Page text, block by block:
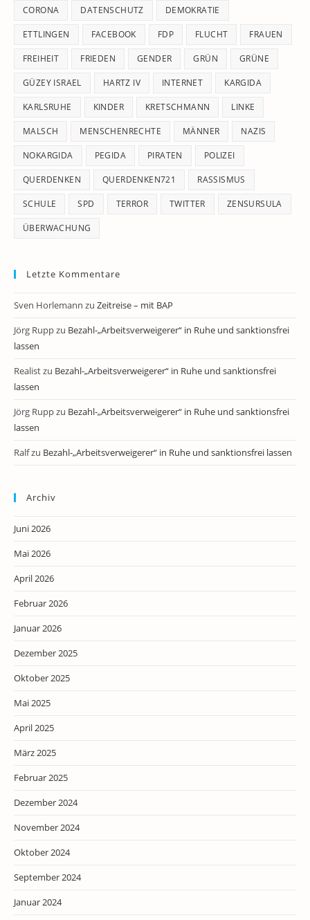
CORONA DATENSCHUTZ DEMOKRATIE
ETTLINGEN FACEBOOK FDP FLUCHT FRAUEN
FREIHEIT FRIEDEN GENDER GRÜN GRÜNE
GÜZEY ISRAEL HARTZ IV INTERNET KARGIDA
KARLSRUHE KINDER KRETSCHMANN LINKE
MALSCH MENSCHENRECHTE MÄNNER NAZIS
NOKARGIDA PEGIDA PIRATEN POLIZEI
QUERDENKEN QUERDENKEN721 RASSISMUS
SCHULE SPD TERROR TWITTER ZENSURSULA
ÜBERWACHUNG
Letzte Kommentare
Sven Horlemann zu Zeitreise – mit BAP
Jörg Ruppzu Bezahl-„Arbeitsverweigerer“ in Ruhe und sanktionsfrei
lassen
Realistzu Bezahl-„Arbeitsverweigerer“ in Ruhe und sanktionsfrei
lassen
Jörg Ruppzu Bezahl-„Arbeitsverweigerer“ in Ruhe und sanktionsfrei
lassen
Ralfzu Bezahl-„Arbeitsverweigerer“ in Ruhe und sanktionsfrei lassen
Archiv
Juni 2026
Mai 2026
April 2026
Februar 2026
Januar 2026
Dezember 2025
Oktober 2025
Mai 2025
April 2025
März 2025
Februar 2025
Dezember 2024
November 2024
Oktober 2024
September 2024
Januar 2024